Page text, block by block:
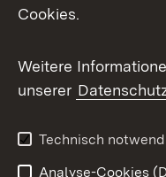
Messenger
Social Wall
X / Twitter
Youtube
Cookies.
Weitere
unserer
Technisch
Analyse-Cookies